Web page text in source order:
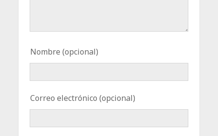
Nombre (opcional)
Correo electrónico (opcional)